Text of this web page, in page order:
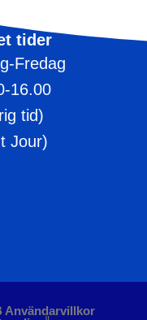
tider
Fredag
16.00
tid)
Jour)
Användarvillkor